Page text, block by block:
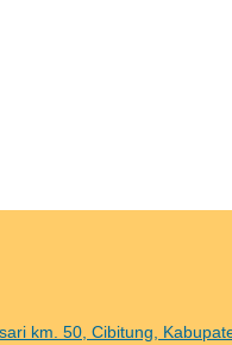
km. 50, Cibitung,